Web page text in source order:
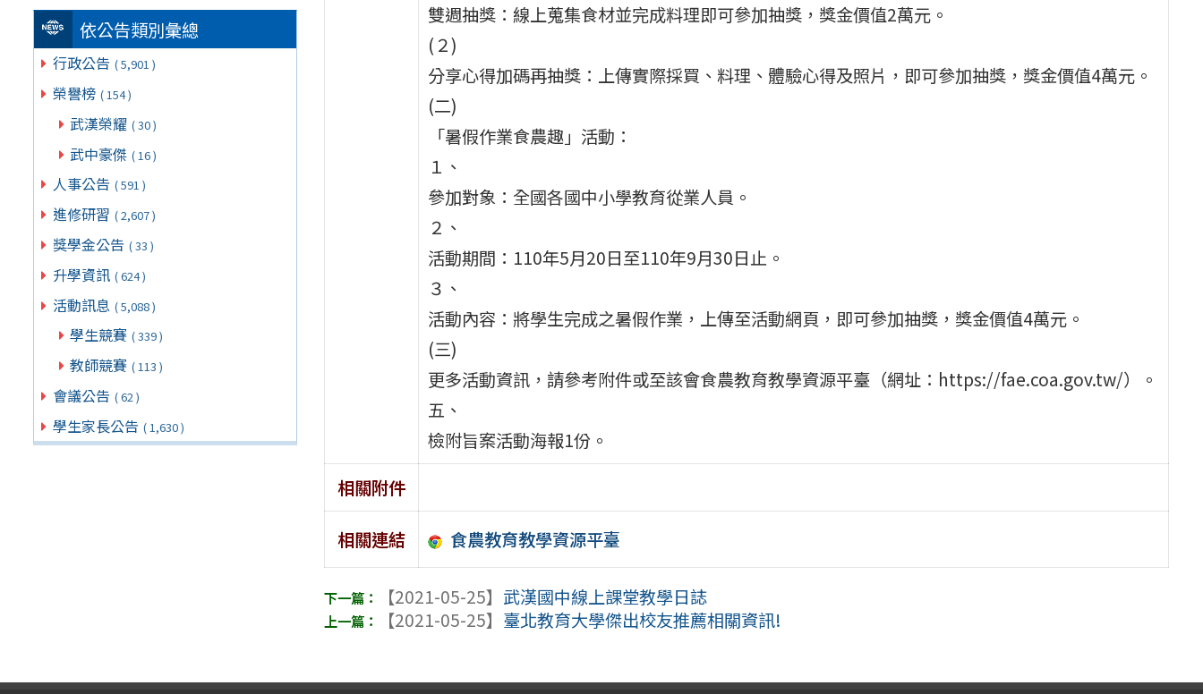
依公告類別彙總
行政公告 ( 5,901 )
榮譽榜 ( 154 )
武漢榮耀 ( 30 )
武中豪傑 ( 16 )
人事公告 ( 591 )
進修研習 ( 2,607 )
獎學金公告 ( 33 )
升學資訊 ( 624 )
活動訊息 ( 5,088 )
學生競賽 ( 339 )
教師競賽 ( 113 )
會議公告 ( 62 )
學生家長公告 ( 1,630 )
雙週抽獎：線上蒐集食材並完成料理即可參加抽獎，獎金價值2萬元。
(２)
分享心得加碼再抽獎：上傳實際採買、料理、體驗心得及照片，即可參加抽獎，獎金價值4萬元。
(二)
「暑假作業食農趣」活動：
１、
參加對象：全國各國中小學教育從業人員。
２、
活動期間：110年5月20日至110年9月30日止。
３、
活動內容：將學生完成之暑假作業，上傳至活動網頁，即可參加抽獎，獎金價值4萬元。
(三)
更多活動資訊，請參考附件或至該會食農教育教學資源平臺（網址：https://fae.coa.gov.tw/）。
五、
檢附旨案活動海報1份。
相關附件
相關連結 食農教育教學資源平臺
【2021-05-25】 武漢國中線上課堂教學日誌
【2021-05-25】 臺北教育大學傑出校友推薦相關資訊!